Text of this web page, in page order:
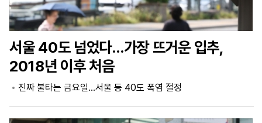
ENGLISH
中
文
Tiếng
Việt
지
면
기
신
문
독
후
원
기
제
보
시
회
사
개
앱
설
서울 40도 넘었다…가장 뜨거운 입추,
2018년 이후 처음
진짜 불타는 금요일…서울 등 40도 폭염 절정